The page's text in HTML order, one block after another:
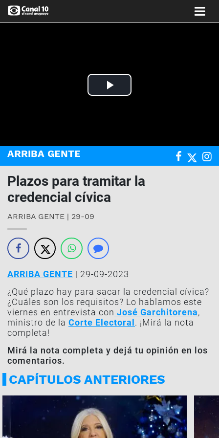
Play
ARRIBA GENTE
Plazos para tramitar la
credencial cívica
ARRIBA GENTE | 29-09
ARRIBA GENTE | 29-09-2023
¿Qué plazo hay para sacar la credencial cívica?
¿Cuáles son los requisitos? Lo hablamos este
viernes en entrevista con José Garchitorena,
ministro de la Corte Electoral . ¡Mirá la nota
completa!
Mirá la nota completa y dejá tu opinión en los
comentarios.
CAPÍTULOS ANTERIORES